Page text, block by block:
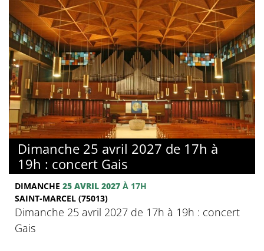
Dimanche 25 avril 2027 de 17h à
19h : concert Gais
DIMANCHE 25 AVRIL 2027 À 17H
SAINT-MARCEL (75013)
Dimanche 25 avril 2027 de 17h à 19h : concert
Gais